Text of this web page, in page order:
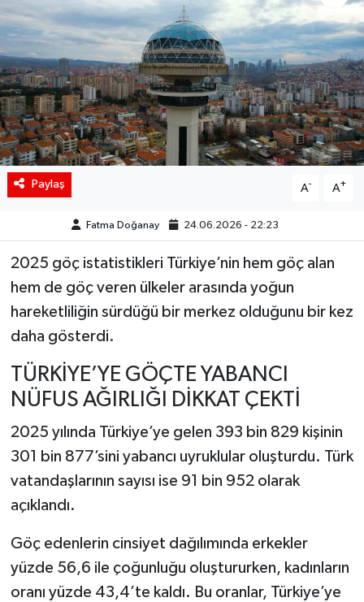
Paylaş A- A+
Fatma Doğanay 24.06.2026 - 22:23
2025 göç istatistikleri Türkiye’nin hem göç alan
hem de göç veren ülkeler arasında yoğun
hareketliliğin sürdüğü bir merkez olduğunu bir kez
daha gösterdi.
TÜRKİYE’YE GÖÇTE YABANCI
NÜFUS AĞIRLIĞI DİKKAT ÇEKTİ
2025 yılında Türkiye’ye gelen 393 bin 829 kişinin
301 bin 877’sini yabancı uyruklular oluşturdu. Türk
vatandaşlarının sayısı ise 91 bin 952 olarak
açıklandı.
Göç edenlerin cinsiyet dağılımında erkekler
yüzde 56,6 ile çoğunluğu oluştururken, kadınların
oranı yüzde 43,4’te kaldı. Bu oranlar, Türkiye’ye
Yaşam